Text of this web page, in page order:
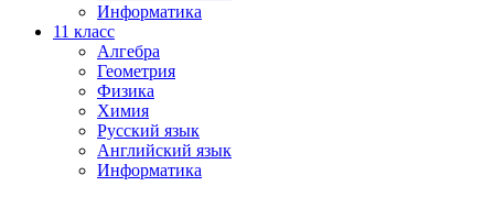
Информатика
11 класс
Алгебра
Геометрия
Физика
Химия
Русский язык
Английский язык
Информатика